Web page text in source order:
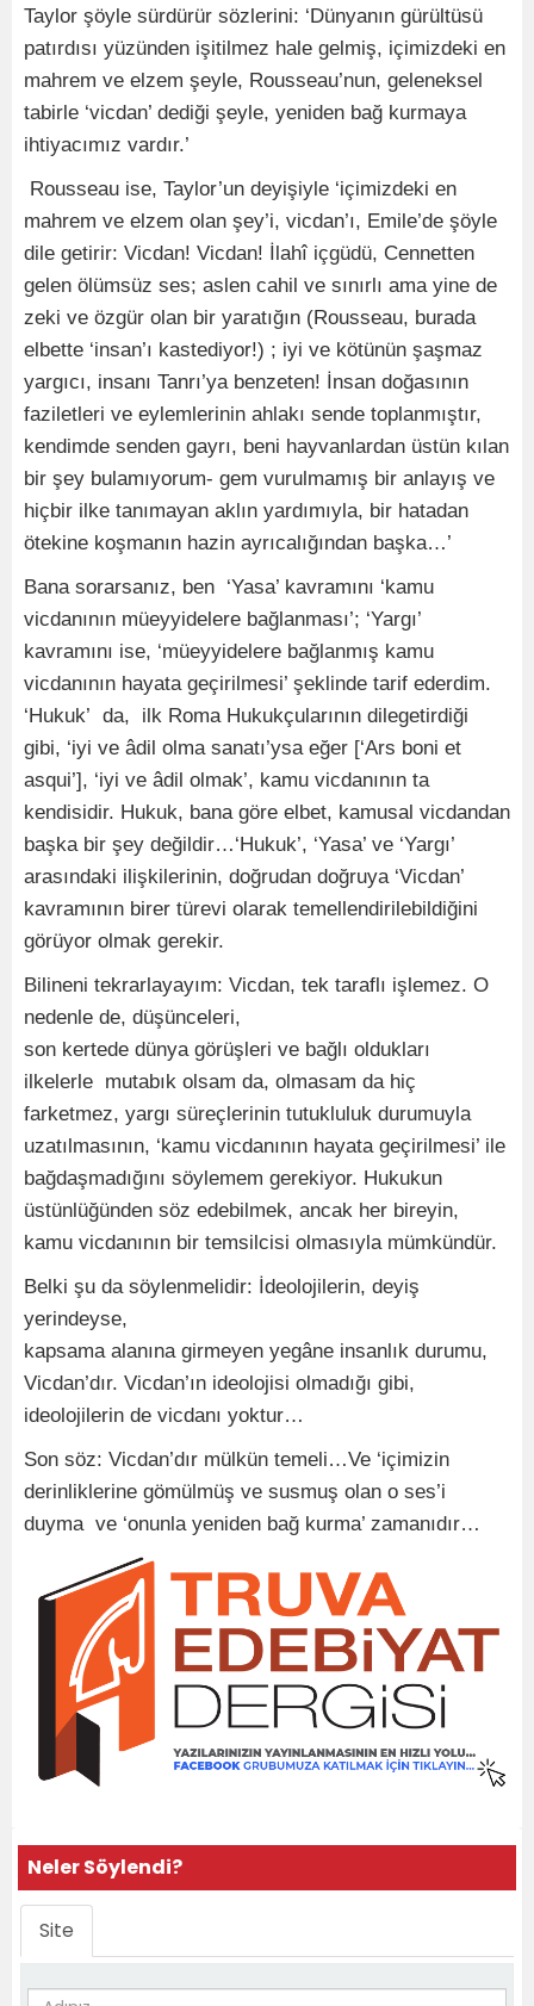
Taylor şöyle sürdürür sözlerini: ‘Dünyanın gürültüsü
patırdısı yüzünden işitilmez hale gelmiş, içimizdeki en
mahrem ve elzem şeyle, Rousseau’nun, geleneksel
tabirle ‘vicdan’ dediği şeyle, yeniden bağ kurmaya
ihtiyacımız vardır.’
Rousseau ise, Taylor’un deyişiyle ‘içimizdeki en
mahrem ve elzem olan şey’i, vicdan’ı, Emile’de şöyle
dile getirir: Vicdan! Vicdan! İlahî içgüdü, Cennetten
gelen ölümsüz ses; aslen cahil ve sınırlı ama yine de
zeki ve özgür olan bir yaratığın (Rousseau, burada
elbette ‘insan’ı kastediyor!) ; iyi ve kötünün şaşmaz
yargıcı, insanı Tanrı’ya benzeten! İnsan doğasının
faziletleri ve eylemlerinin ahlakı sende toplanmıştır,
kendimde senden gayrı, beni hayvanlardan üstün kılan
bir şey bulamıyorum- gem vurulmamış bir anlayış ve
hiçbir ilke tanımayan aklın yardımıyla, bir hatadan
ötekine koşmanın hazin ayrıcalığından başka…’
Bana sorarsanız, ben ‘Yasa’ kavramını ‘kamu
vicdanının müeyyidelere bağlanması’; ‘Yargı’
kavramını ise, ‘müeyyidelere bağlanmış kamu
vicdanının hayata geçirilmesi’ şeklinde tarif ederdim.
‘Hukuk’ da, ilk Roma Hukukçularının dilegetirdiği
gibi, ‘iyi ve âdil olma sanatı’ysa eğer [‘Ars boni et
asqui’], ‘iyi ve âdil olmak’, kamu vicdanının ta
kendisidir. Hukuk, bana göre elbet, kamusal vicdandan
başka bir şey değildir…‘Hukuk’, ‘Yasa’ ve ‘Yargı’
arasındaki ilişkilerinin, doğrudan doğruya ‘Vicdan’
kavramının birer türevi olarak temellendirilebildiğini
görüyor olmak gerekir.
Bilineni tekrarlayayım: Vicdan, tek taraflı işlemez. O
nedenle de, düşünceleri,
son kertede dünya görüşleri ve bağlı oldukları
ilkelerle mutabık olsam da, olmasam da hiç
farketmez, yargı süreçlerinin tutukluluk durumuyla
uzatılmasının, ‘kamu vicdanının hayata geçirilmesi’ ile
bağdaşmadığını söylemem gerekiyor. Hukukun
üstünlüğünden söz edebilmek, ancak her bireyin,
kamu vicdanının bir temsilcisi olmasıyla mümkündür.
Belki şu da söylenmelidir: İdeolojilerin, deyiş
yerindeyse,
kapsama alanına girmeyen yegâne insanlık durumu,
Vicdan’dır. Vicdan’ın ideolojisi olmadığı gibi,
ideolojilerin de vicdanı yoktur…
Son söz: Vicdan’dır mülkün temeli…Ve ‘içimizin
derinliklerine gömülmüş ve susmuş olan o ses’i
duyma ve ‘onunla yeniden bağ kurma’ zamanıdır…
Neler Söylendi?
Site